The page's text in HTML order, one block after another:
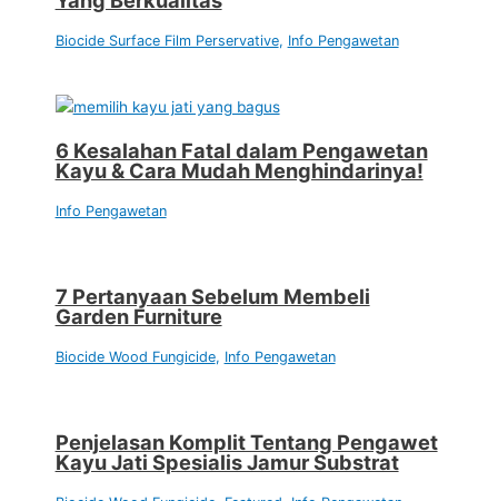
Biocide Surface Film Perservative, Info Pengawetan
6 Kesalahan Fatal dalam Pengawetan
Kayu & Cara Mudah Menghindarinya!
Info Pengawetan
7 Pertanyaan Sebelum Membeli
Garden Furniture
Biocide Wood Fungicide, Info Pengawetan
Penjelasan Komplit Tentang Pengawet
Kayu Jati Spesialis Jamur Substrat